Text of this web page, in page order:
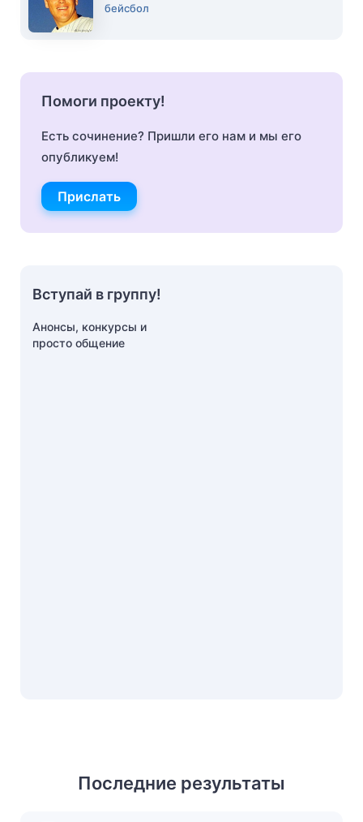
Последние результаты
бейсбол
Помоги проекту!
Есть сочинение? Пришли его нам и мы его
опубликуем!
Прислать
Вступай в группу!
Анонсы, конкурсы и
просто общение